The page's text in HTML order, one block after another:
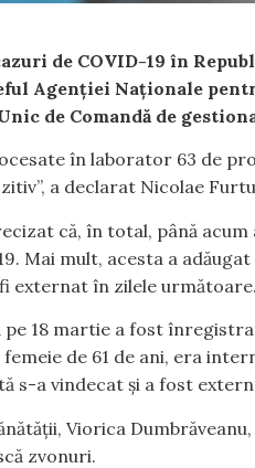
de COVID-19 în
Agenției Naționale
de Comandă de
în laborator 63 de
a declarat Nicolae
că, în total, până
Mai mult, acesta a
externat în zilele următoare.
18 martie a fost
de 61 de ani, era
s-a vindecat și a fost
Viorica
zvonuri.